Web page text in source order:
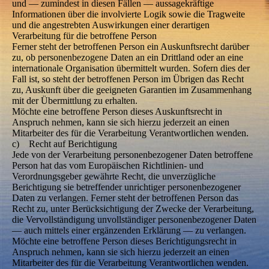
und — zumindest in diesen Fällen — aussagekräftige
Informationen über die involvierte Logik sowie die Tragweite
und die angestrebten Auswirkungen einer derartigen
Verarbeitung für die betroffene Person
Ferner steht der betroffenen Person ein Auskunftsrecht darüber
zu, ob personenbezogene Daten an ein Drittland oder an eine
internationale Organisation übermittelt wurden. Sofern dies der
Fall ist, so steht der betroffenen Person im Übrigen das Recht
zu, Auskunft über die geeigneten Garantien im Zusammenhang
mit der Übermittlung zu erhalten.
Möchte eine betroffene Person dieses Auskunftsrecht in
Anspruch nehmen, kann sie sich hierzu jederzeit an einen
Mitarbeiter des für die Verarbeitung Verantwortlichen wenden.
c) Recht auf Berichtigung
Jede von der Verarbeitung personenbezogener Daten betroffene
Person hat das vom Europäischen Richtlinien- und
Verordnungsgeber gewährte Recht, die unverzügliche
Berichtigung sie betreffender unrichtiger personenbezogener
Daten zu verlangen. Ferner steht der betroffenen Person das
Recht zu, unter Berücksichtigung der Zwecke der Verarbeitung,
die Vervollständigung unvollständiger personenbezogener Daten
— auch mittels einer ergänzenden Erklärung — zu verlangen.
Möchte eine betroffene Person dieses Berichtigungsrecht in
Anspruch nehmen, kann sie sich hierzu jederzeit an einen
Mitarbeiter des für die Verarbeitung Verantwortlichen wenden.